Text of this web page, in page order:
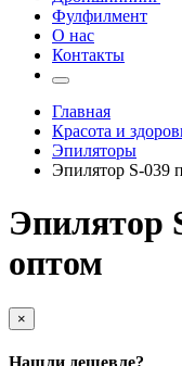
Фулфилмент
О нас
Контакты
Главная
Красота и
Эпиляторы
Эпилятор S-039
Эпилятор
оптом
×